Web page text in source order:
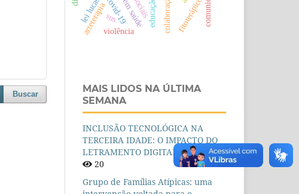
Buscar
fitoterápicos
educação
arteterapia
lei lucas
violência
sus
MAIS LIDOS NA ÚLTIMA
SEMANA
INCLUSÃO TECNOLÓGICA NA
TERCEIRA IDADE: O IMPACTO DO
LETRAMENTO DIGITAL
20
Grupo de Famílias Atípicas: uma